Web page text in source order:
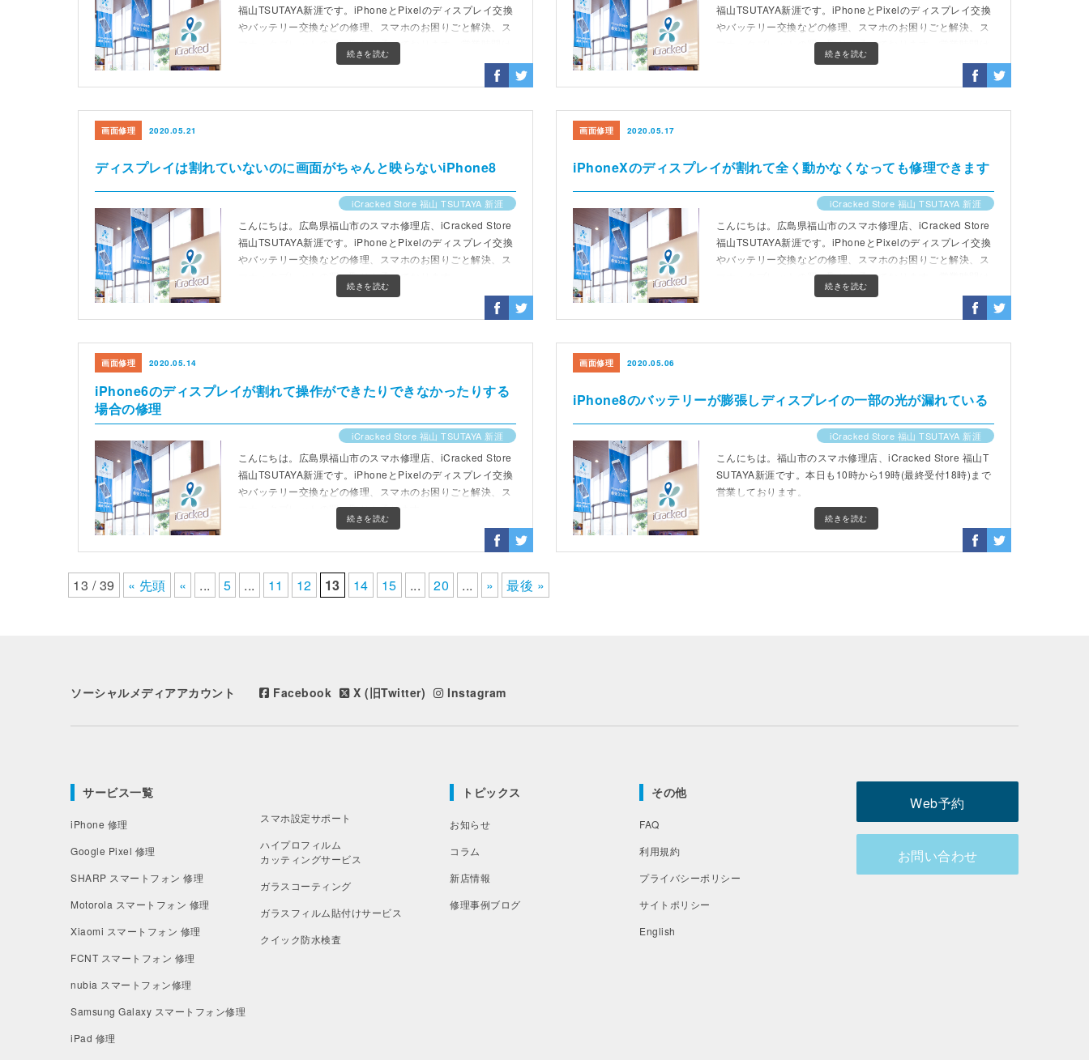
続きを読む
福山TSUTAYA新涯です。iPhoneとPixelのディスプレイ交換
やバッテリー交換などの修理、スマホのお困りごと解決、ス
マホ・タブレットの買い取りを承っております。営業時間は
10時から19時(最終受付18時)までです。
続きを読む
福山TSUTAYA新涯です。iPhoneとPixelのディスプレイ交換
やバッテリー交換などの修理、スマホのお困りごと解決、ス
マホ・タブレットの買い取りを承っております。営業時間は
10時から19時(最終受付18時)までです。
ディスプレイは割れていないのに画面がちゃんと映らないiPhone8
画面修理 2020.05.21
iCracked Store 福山 TSUTAYA 新涯
続きを読む
こんにちは。広島県福山市のスマホ修理店、iCracked Store
福山TSUTAYA新涯です。iPhoneとPixelのディスプレイ交換
やバッテリー交換などの修理、スマホのお困りごと解決、ス
マホ・タブレットの買い取りを承っております。
iPhoneXのディスプレイが割れて全く動かなくなっても修理できます
画面修理 2020.05.17
iCracked Store 福山 TSUTAYA 新涯
続きを読む
こんにちは。広島県福山市のスマホ修理店、iCracked Store
福山TSUTAYA新涯です。iPhoneとPixelのディスプレイ交換
やバッテリー交換などの修理、スマホのお困りごと解決、ス
マホ・タブレットの買い取りを承っております。営業時間は
10時から19時(最終受付18時)までです。
iPhone6のディスプレイが割れて操作ができたりできなかったりする
場合の修理
画面修理 2020.05.14
iCracked Store 福山 TSUTAYA 新涯
続きを読む
こんにちは。広島県福山市のスマホ修理店、iCracked Store
福山TSUTAYA新涯です。iPhoneとPixelのディスプレイ交換
やバッテリー交換などの修理、スマホのお困りごと解決、ス
マホ・タブレットの買い取りを承ります。
iPhone8のバッテリーが膨張しディスプレイの一部の光が漏れている
画面修理 2020.05.06
iCracked Store 福山 TSUTAYA 新涯
続きを読む
こんにちは。福山市のスマホ修理店、iCracked Store 福山T
SUTAYA新涯です。本日も10時から19時(最終受付18時)まで
営業しております。
13 / 39 « 先頭 « ... 5 ... 11 12 13 14 15 ... 20 ... » 最後 »
ソーシャルメディアアカウント Facebook X (旧Twitter) Instagram
サービス一覧
iPhone 修理
Google Pixel 修理
SHARP スマートフォン 修理
Motorola スマートフォン 修理
Xiaomi スマートフォン 修理
FCNT スマートフォン 修理
nubia スマートフォン修理
Samsung Galaxy スマートフォン修理
iPad 修理
スマホ設定サポート
ハイプロフィルム
カッティングサービス
ガラスコーティング
ガラスフィルム貼付けサービス
クイック防水検査
トピックス
お知らせ
コラム
新店情報
修理事例ブログ
その他
FAQ
利用規約
プライバシーポリシー
サイトポリシー
English
Web予約
お問い合わせ